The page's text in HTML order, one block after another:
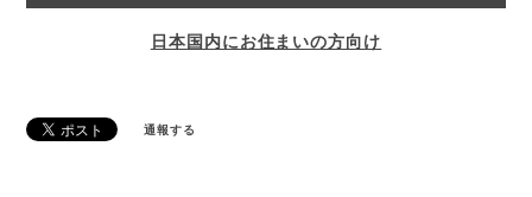
日本国内にお住まいの方向け
通報する